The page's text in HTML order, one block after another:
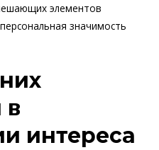
элементов
значимость
в
интереса